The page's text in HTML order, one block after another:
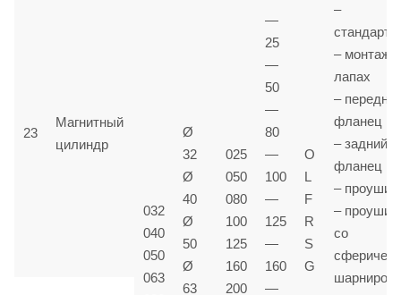
23
Магнитный
цилиндр
032
040
050
063
Ø
32
Ø
40
Ø
50
Ø
63
025
050
080
100
125
160
200
—
25
—
50
—
80
—
100
—
125
—
160
—
O
L
F
R
S
G
–
– монтаж
лапах
–
фланец
– задний
фланец
–
–
со
шарниром